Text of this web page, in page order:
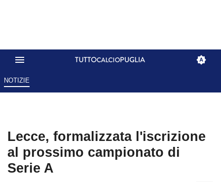
NOTIZIE
Lecce, formalizzata l'iscrizione
al prossimo campionato di
Serie A